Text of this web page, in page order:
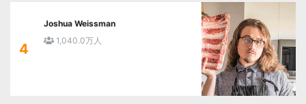
4
Joshua Weissman
1,040.0万人